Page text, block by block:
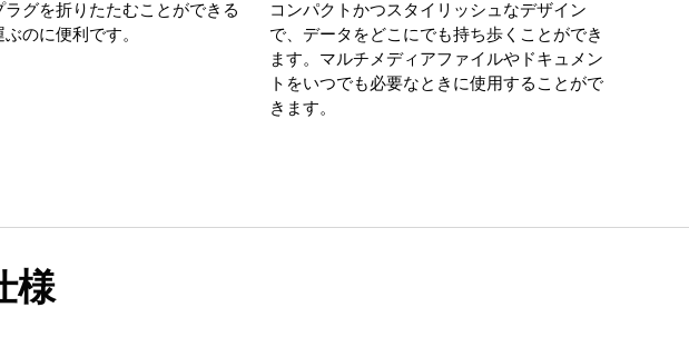
グを折りたたむことができる
のに便利です。
コンパクトかつスタイリッシュなデザイン
で、データをどこにでも持ち歩くことができ
ます。マルチメディアファイルやドキュメン
トをいつでも必要なときに使用することがで
きます。
様